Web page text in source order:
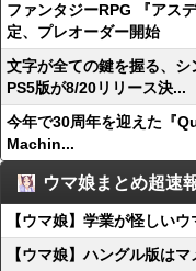
ファンタジーRPG 『アス
定、プレオーダー開始
文字が全ての鍵を握る、シ
PS5版が8/20リリース決...
今年で30周年を迎えた『
Machin...
ウマ娘まとめ超速
【ウマ娘】学業が怪しい
【ウマ娘】ハングル版は